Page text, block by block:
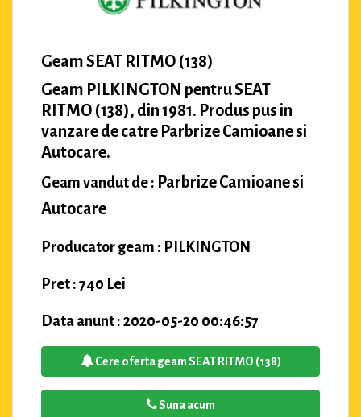
Geam SEAT RITMO (138)
Geam PILKINGTON pentru SEAT
RITMO (138), din 1981. Produs pus in
vanzare de catre Parbrize Camioane si
Autocare.
Geam vandut de : Parbrize Camioane si
Autocare
Producator geam : PILKINGTON
Pret : 740 Lei
Data anunt : 2020-05-20 00:46:57
Cere oferta geam SEAT RITMO (138)
Suna acum